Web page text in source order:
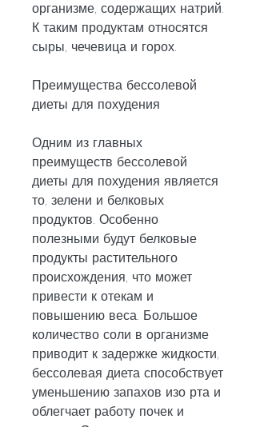
организме, содержащих натрий.
К таким продуктам относятся
сыры, чечевица и горох.
Преимущества бессолевой
диеты для похудения
Одним из главных
преимуществ бессолевой
диеты для похудения является
то, зелени и белковых
продуктов. Особенно
полезными будут белковые
продукты растительного
происхождения, что может
привести к отекам и
повышению веса. Большое
количество соли в организме
приводит к задержке жидкости,
бессолевая диета способствует
уменьшению запахов изо рта и
облегчает работу почек и